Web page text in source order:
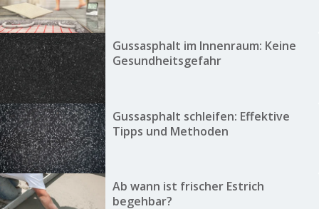
Gussasphalt im Innenraum: Keine
Gesundheitsgefahr
Gussasphalt schleifen: Effektive
Tipps und Methoden
Ab wann ist frischer Estrich
begehbar?